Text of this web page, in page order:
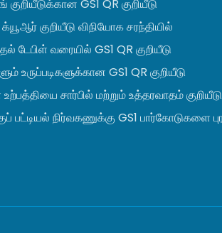
குறியீடுக்கான GS1 QR குறியீடு
குறியீடு விநியோக சரந்தியில்
டேபிள் வரையில் GS1 QR குறியீடு
உருப்படிகளுக்கான GS1 QR குறியீடு
சார்பில் மற்றும் உத்தரவாதம் குறியீடு
பட்டியல் நிர்வகணுக்கு GS1 பார்கோடுகளை